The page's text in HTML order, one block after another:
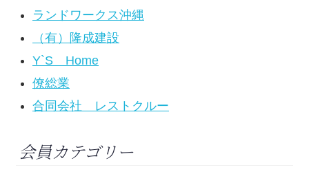
ランドワークス沖縄
（有）隆成建設
Y`S Home
僚総業
合同会社 レストクルー
会員カテゴリー